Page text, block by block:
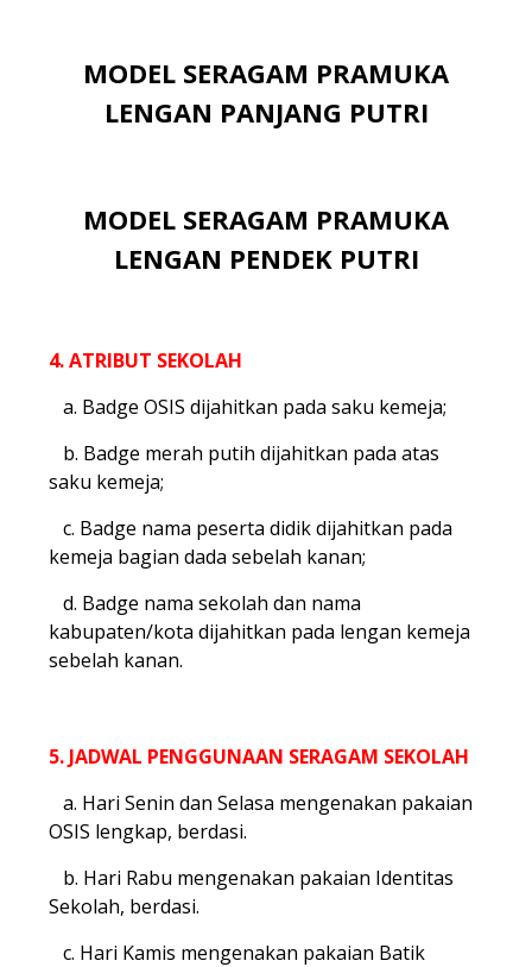
MODEL SERAGAM PRAMUKA
LENGAN PANJANG PUTRI
MODEL SERAGAM PRAMUKA
LENGAN PENDEK PUTRI
4. ATRIBUT SEKOLAH
a. Badge OSIS dijahitkan pada saku kemeja;
b. Badge merah putih dijahitkan pada atas
saku kemeja;
c. Badge nama peserta didik dijahitkan pada
kemeja bagian dada sebelah kanan;
d. Badge nama sekolah dan nama
kabupaten/kota dijahitkan pada lengan kemeja
sebelah kanan.
5. JADWAL PENGGUNAAN SERAGAM SEKOLAH
a. Hari Senin dan Selasa mengenakan pakaian
OSIS lengkap, berdasi.
b. Hari Rabu mengenakan pakaian Identitas
Sekolah, berdasi.
c. Hari Kamis mengenakan pakaian Batik